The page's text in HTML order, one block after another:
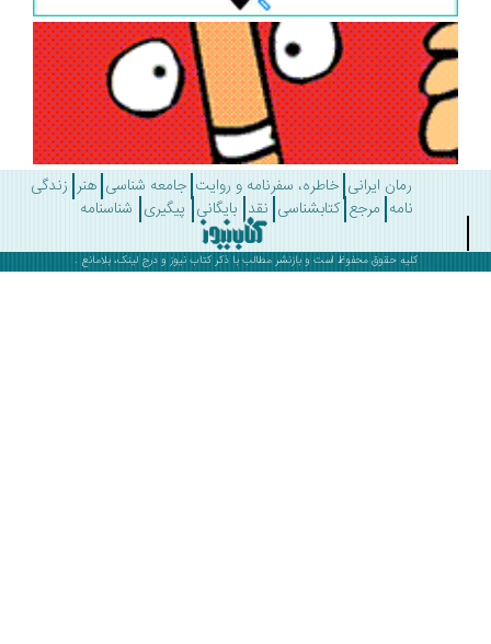
رمان ایرانی خاطره، سفرنامه و روایت جامعه شناسی هنر زندگی
مرجع کتابشناسی نقد بایگانی پیگیری شناسنامه
کلیه حقوق محفوظ است و بازنشر مطالب با ذکرکتاب نیوز و درج لینک، بلامانع .